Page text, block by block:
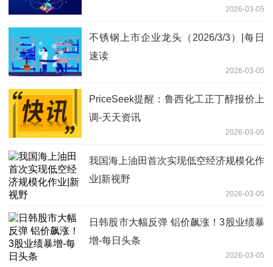
2026-03-05
不锈钢上市企业龙头（2026/3/3）|每日
速读
2026-03-05
PriceSeek提醒：鲁西化工正丁醇报价上
调-天天资讯
2026-03-05
我国海上油田首次实现低空经济规模化作
业|新视野
2026-03-05
日韩股市大幅反弹 铝价飙涨！3股业绩暴
增-每日头条
2026-03-05